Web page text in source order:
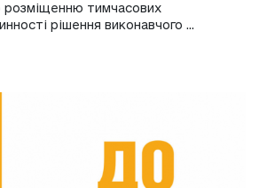
розміщенню тимчасових
рішення виконавчого ...